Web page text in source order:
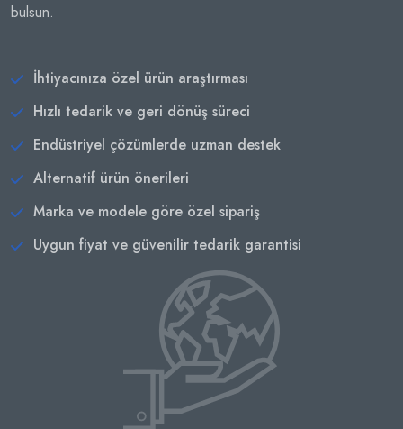
bulsun.
İhtiyacınıza özel ürün araştırması
Hızlı tedarik ve geri dönüş süreci
Endüstriyel çözümlerde uzman destek
Alternatif ürün önerileri
Marka ve modele göre özel sipariş
Uygun fiyat ve güvenilir tedarik garantisi